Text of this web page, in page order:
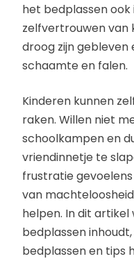
het bedplassen
zelfvertrouwen van
droog zijn gebleven
schaamte en falen.
Kinderen kunnen
raken. Willen niet
schoolkampen en
vriendinnetje te
frustratie
van
helpen. In dit
bedplassen
bedplassen en tips